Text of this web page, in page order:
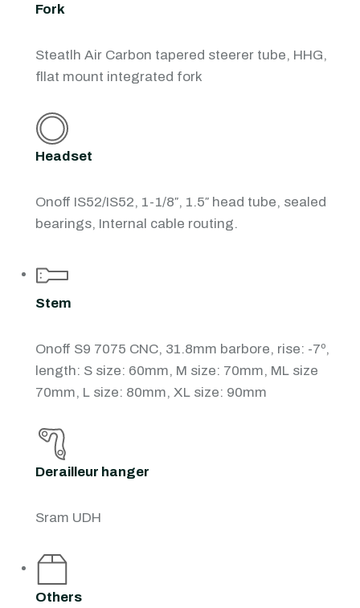
Fork
Steatlh Air Carbon tapered steerer tube, HHG,
fllat mount integrated fork
Headset
Onoff IS52/IS52, 1-1/8″, 1.5″ head tube, sealed
bearings, Internal cable routing.
Stem
Onoff S9 7075 CNC, 31.8mm barbore, rise: -7º,
length: S size: 60mm, M size: 70mm, ML size
70mm, L size: 80mm, XL size: 90mm
Derailleur hanger
Sram UDH
Others